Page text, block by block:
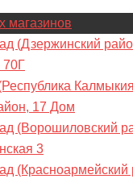
магазинов
(Дзержинский
17 Дом
(Ворошиловский
3
(Красноармейский